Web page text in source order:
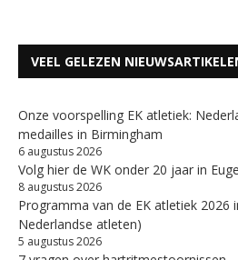
VEEL GELEZEN
Onze voorspelling EK atletiek:
medailles in Birmingham
6 augustus 2026
Volg hier de WK onder 20 jaar in
8 augustus 2026
Programma van de EK atletiek 2026
Nederlandse atleten)
5 augustus 2026